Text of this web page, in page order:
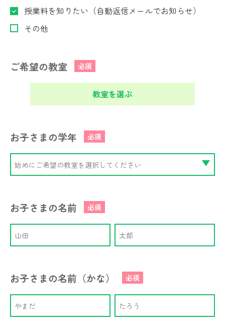
授業料を知りたい（自動返信メールでお知らせ）
その他
ご希望の教室 必須
教室を選ぶ
お子さまの学年 必須
お子さまの名前 必須
お子さまの名前（かな） 必須